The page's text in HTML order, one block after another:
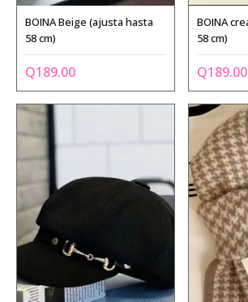
BOINA Beige (ajusta hasta
58 cm)
Q189.00
BOINA
58 cm)
Q189.00